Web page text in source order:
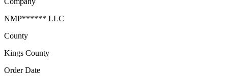
NMP****** LLC
County
Kings County
Order Date